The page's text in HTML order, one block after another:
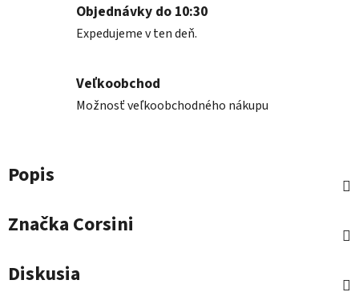
Objednávky do 10:30
Expedujeme v ten deň.
Veľkoobchod
Možnosť veľkoobchodného nákupu
Popis
Značka Corsini
Diskusia